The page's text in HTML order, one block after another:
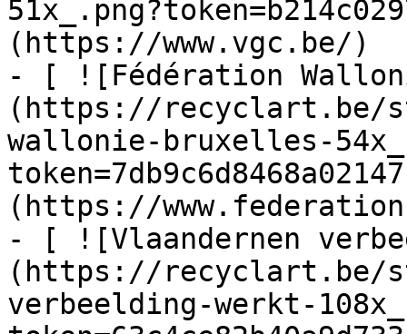
(https://www.vgc.be/)
- [ ![Fédération
(https://recyclart.be/
wallonie-bruxelles-
(https://
- [ ![Vlaandernen
(https://recyclart.be/
verbeelding-werkt-